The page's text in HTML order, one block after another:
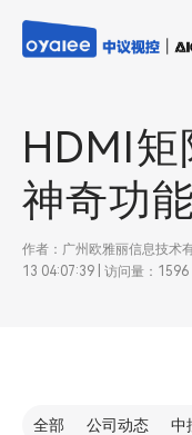
HDMI矩
神奇功能
作者：广州欧雅丽信息技术
13 04:07:39 | 访问量：1596
全部 公司动态 中